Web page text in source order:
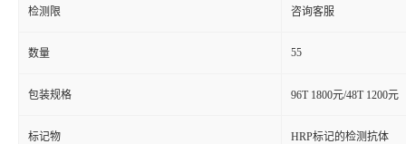
检测限 咨询客服
数量 55
包装规格 96T 1800元/48T 1200元
标记物 HRP标记的检测抗体